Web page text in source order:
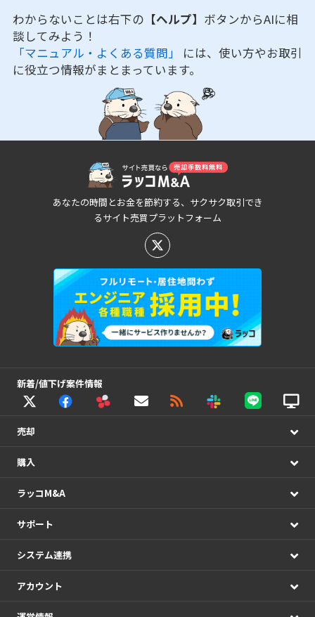
わからないことは右下の 【ヘルプ】 ボタンからAIに相
談してみよう！
「マニュアル・よくある質問」 には、使い方やお取引
に役立つ情報がまとまっています。
あなたの時間とお金を節約する、サクサク取引でき
るサイト売買プラットフォーム
新着/値下げ案件情報
売却
購入
ラッコM&A
サポート
システム連携
アカウント